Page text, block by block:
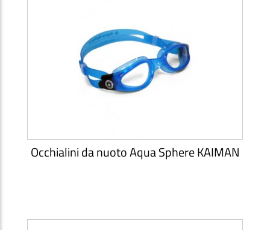
Occhialini da nuoto Aqua Sphere KAIMAN